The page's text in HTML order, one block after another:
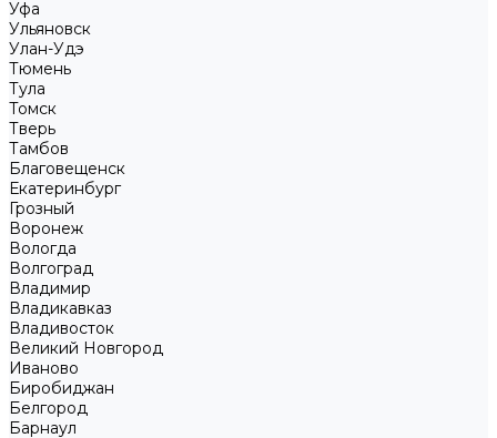
Уфа
Ульяновск
Улан-Удэ
Тюмень
Тула
Томск
Тверь
Тамбов
Благовещенск
Екатеринбург
Грозный
Воронеж
Вологда
Волгоград
Владимир
Владикавказ
Владивосток
Великий Новгород
Иваново
Биробиджан
Белгород
Барнаул